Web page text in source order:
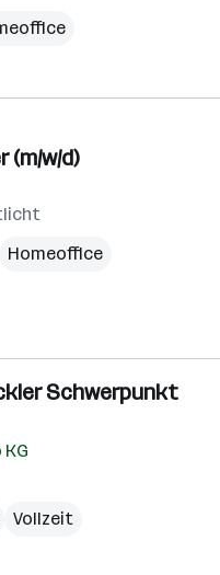
(m/w/d)
Homeoffice
Schwerpunkt
KG
Vollzeit